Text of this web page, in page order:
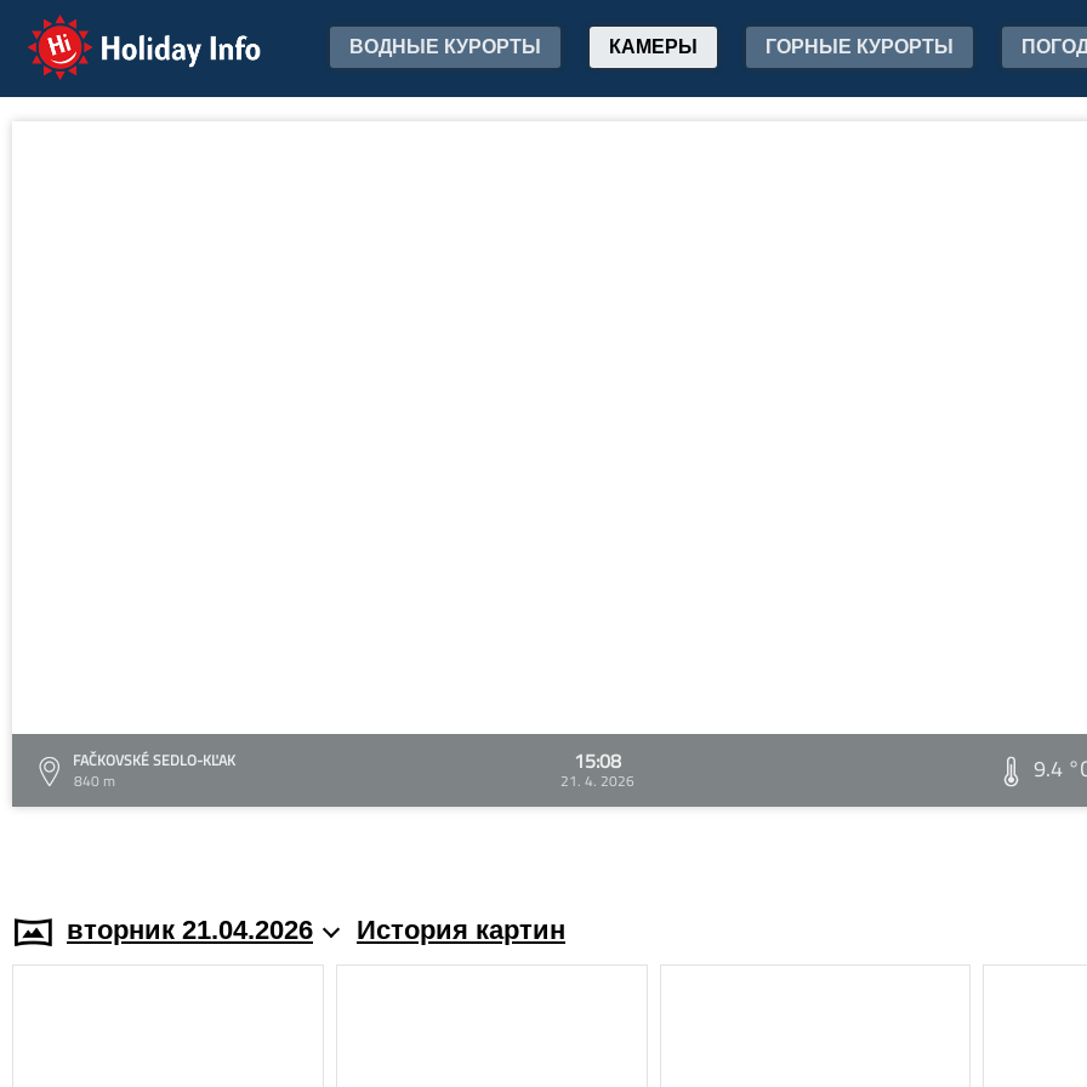
Holiday Info ВОДНЫЕ КУРОРТЫ КАМЕРЫ ГОРНЫЕ КУРОРТЫ
FAČKOVSKÉ SEDLO-KĽAK
840 m
15:08
21. 4. 2026 9.4
вторник 21.04.2026 История картин